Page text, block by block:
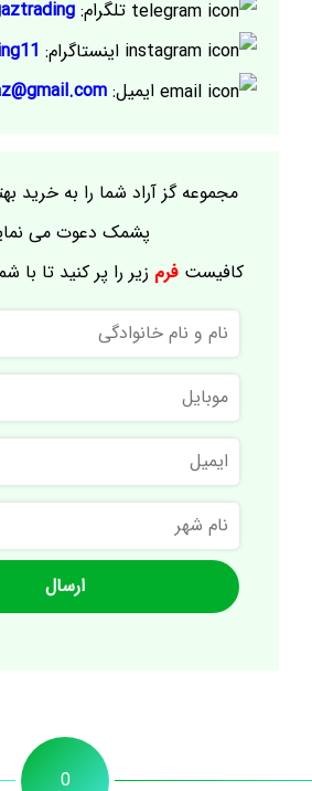
تلگرام:
اینستاگرام:
ایمیل:
مجموعه گز آراد شما را به خرید
پشمک دعوت می
کافیستفرم زیر را پر کنید تا با
نام
و
نام
خانوادگی
موبایل
ایمیل
نام
شهر
0